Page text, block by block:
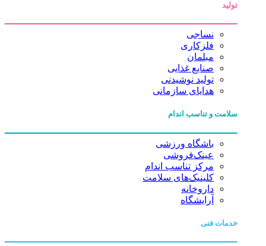
تولید
نساجی
فلزکاری
مبلمان
صنایع غذایی
تولید نوشیدنی
هدایای سازمانی
سلامت و تناسب اندام
باشگاه ورزشی
عینک‌فروشی
مرکز تناسب اندام
کلینیک‌های سلامت
داروخانه
آرایشگاه
خدمات فنی